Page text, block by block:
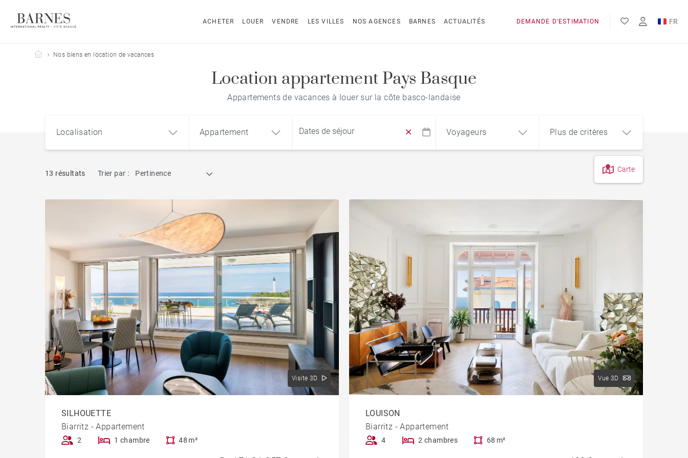
ACHETER LOUER VENDRE LES VILLES NOS AGENCES BARNES ACTUALITÉS DEMANDE D'ESTIMATION FR
EN
Barnes Côte Basque
Nos biens en location de vacances
Location appartement Pays Basque
Appartements de vacances à louer sur la côte basco-landaise
Localisation Appartement
Appartement
Voyageurs Plus de critères
13 résultats Trier par : Pertinence Carte
Visite 3D
SILHOUETTE
Biarritz - Appartement
2 1 chambre 48 m²
Vue 3D
LOUISON
Biarritz - Appartement
4 2 chambres 68 m²